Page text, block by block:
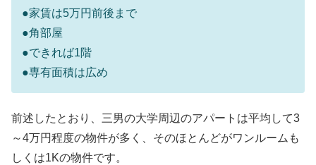
●家賃は5万円前後まで
●角部屋
●できれば1階
●専有面積は広め
前述したとおり、三男の大学周辺のアパートは平均して3
～4万円程度の物件が多く、そのほとんどがワンルームも
しくは1Kの物件です。